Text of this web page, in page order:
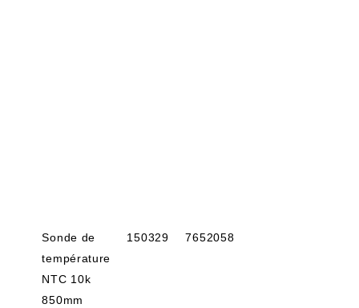
Sonde de
température
NTC 10k
850mm
150329 7652058